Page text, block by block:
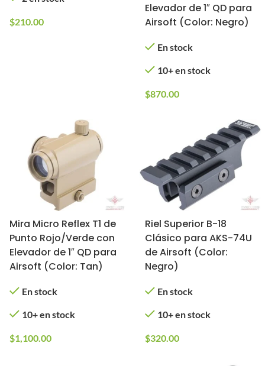
$210.00
Elevador de 1″ QD para
Airsoft (Color: Negro)
En stock
10+ en stock
$870.00
Mira Micro Reflex T1 de
Punto Rojo/Verde con
Elevador de 1″ QD para
Airsoft (Color: Tan)
En stock
10+ en stock
$1,100.00
Riel Superior B-18
Clásico para AKS-74U
de Airsoft (Color:
Negro)
En stock
10+ en stock
$320.00